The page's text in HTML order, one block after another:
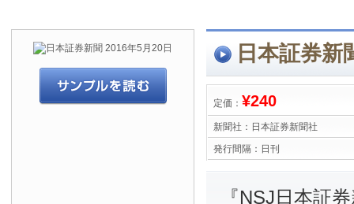
日本証券新
定価： ¥240
新聞社： 日本証券新聞社
発行間隔： 日刊
『NSJ日本証